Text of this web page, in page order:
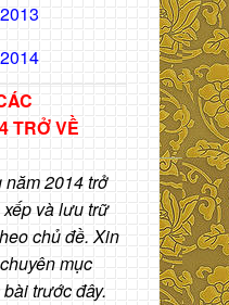
TRỞ VỀ
năm 2014 trở
và lưu trữ
chủ đề. Xin
mục
trước đây.